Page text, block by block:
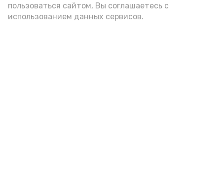
пользоваться сайтом, Вы соглашаетесь с
использованием данных сервисов.